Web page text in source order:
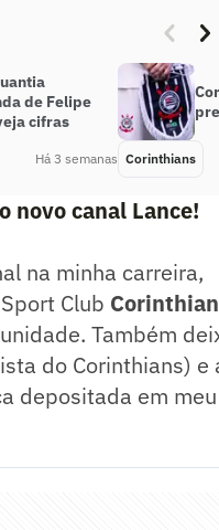
de Felipe
cifras
Há 3 semanas Corinthians
novo canal Lance!
na minha carreira,
Club
Também
do Corinthians) e
depositada em meu